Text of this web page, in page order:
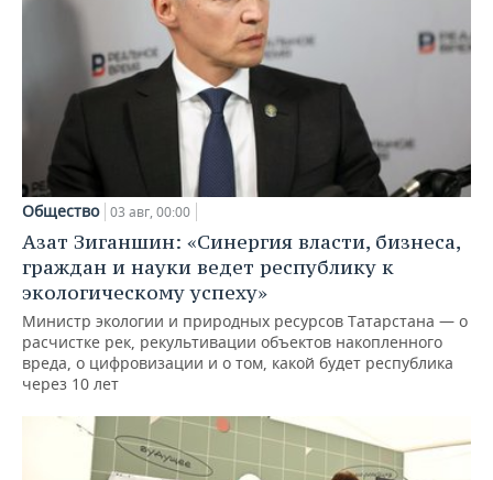
Общество 03 авг, 00:00
Азат Зиганшин: «Синергия власти, бизнеса,
граждан и науки ведет республику к
экологическому успеху»
Министр экологии и природных ресурсов Татарстана — о
расчистке рек, рекультивации объектов накопленного
вреда, о цифровизации и о том, какой будет республика
через 10 лет